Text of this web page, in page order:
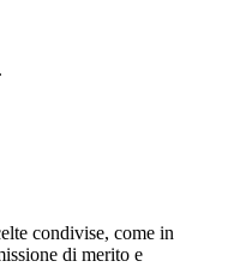
condivise, come in
di merito e